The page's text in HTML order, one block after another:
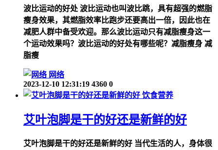
波比运动的好处 波比运动也叫波比跳，具有超强的燃脂
瘦身效果，其燃脂效率比跑步还要高出一倍，因此也在
减肥人群中备受欢迎。那么波比运动只有减脂瘦身这一
个运动效果吗？波比运动的好处有哪些呢？减脂瘦身 减
脂瘦
网络
2023-12-10 12:31:19 4360 0
饮食营养
艾叶泡脚是干的好还是新鲜的好
艾叶泡脚是干的好还是新鲜的好 当代生活的人，身体很